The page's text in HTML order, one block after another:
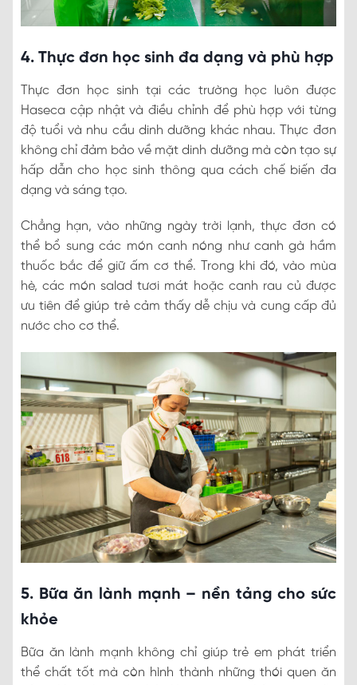
4. Thực đơn học sinh đa dạng và phù hợp
Thực đơn học sinh tại các trường học luôn được
Haseca cập nhật và điều chỉnh để phù hợp với từng
độ tuổi và nhu cầu dinh dưỡng khác nhau. Thực đơn
không chỉ đảm bảo về mặt dinh dưỡng mà còn tạo sự
hấp dẫn cho học sinh thông qua cách chế biến đa
dạng và sáng tạo.
Chẳng hạn, vào những ngày trời lạnh, thực đơn có
thể bổ sung các món canh nóng như canh gà hầm
thuốc bắc để giữ ấm cơ thể. Trong khi đó, vào mùa
hè, các món salad tươi mát hoặc canh rau củ được
ưu tiên để giúp trẻ cảm thấy dễ chịu và cung cấp đủ
nước cho cơ thể.
5. Bữa ăn lành mạnh – nền tảng cho sức
khỏe
Bữa ăn lành mạnh không chỉ giúp trẻ em phát triển
thể chất tốt mà còn hình thành những thói quen ăn